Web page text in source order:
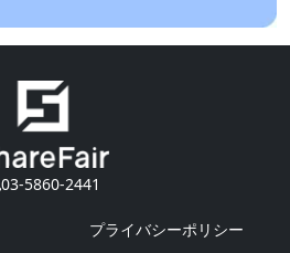
03-5860-2441
プライバシーポリシー